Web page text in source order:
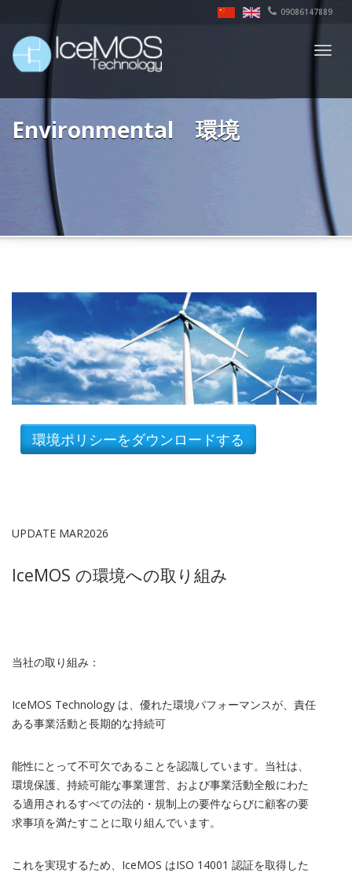
09086147889
Environmental 環境
UPDATE MAR2026
IceMOS の環境への取り組み
当社の取り組み：
IceMOS Technology は、優れた環境パフォーマンスが、責任
ある事業活動と長期的な持続可
能性にとって不可欠であることを認識しています。当社は、
環境保護、持続可能な事業運営、および事業活動全般にわた
る適用されるすべての法的・規制上の要件ならびに顧客の要
求事項を満たすことに取り組んでいます。
これを実現するため、 IceMOS はISO 14001 認証を取得した